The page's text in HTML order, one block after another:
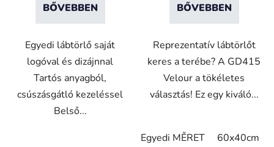
BŐVEBBEN
Egyedi lábtörlő saját
logóval és dizájnnal
Tartós anyagból,
csúszásgátló kezeléssel
Belső...
BŐVEBBEN
Reprezentatív lábtörlőt
keres a terébe? A GD415
Velour a tökéletes
választás! Ez egy kiváló...
Egyedi MĚRET 60x40cm